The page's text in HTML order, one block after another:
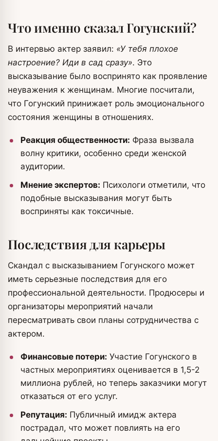
Что именно сказал Гогунский?
В интервью актер заявил: «У тебя плохое
настроение? Иди в сад сразу». Это
высказывание было воспринято как проявление
неуважения к женщинам. Многие посчитали,
что Гогунский принижает роль эмоционального
состояния женщины в отношениях.
Реакция общественности: Фраза вызвала
волну критики, особенно среди женской
аудитории.
Мнение экспертов: Психологи отметили, что
подобные высказывания могут быть
восприняты как токсичные.
Последствия для карьеры
Скандал с высказыванием Гогунского может
иметь серьезные последствия для его
профессиональной деятельности. Продюсеры и
организаторы мероприятий начали
пересматривать свои планы сотрудничества с
актером.
Финансовые потери: Участие Гогунского в
частных мероприятиях оценивается в 1,5-2
миллиона рублей, но теперь заказчики могут
отказаться от его услуг.
Репутация: Публичный имидж актера
пострадал, что может повлиять на его